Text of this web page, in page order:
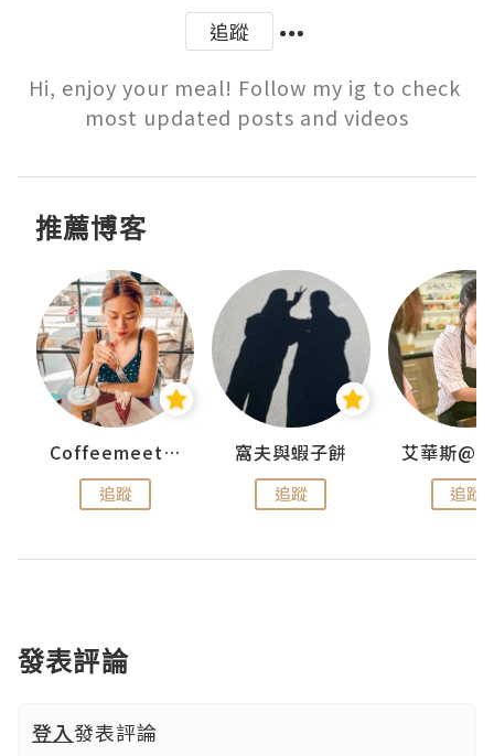
追蹤
Hi, enjoy your meal! Follow my ig to check
most updated posts and videos
推薦博客
Coffeemeetjojo
追蹤
窩夫與蝦子餅
追蹤 追蹤
發表評論
登入發表評論